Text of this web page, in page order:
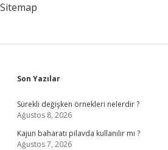
Sitemap
Sidebar
Son Yazılar
Sürekli değişken örnekleri nelerdir ?
Ağustos 8, 2026
Kajun baharatı pilavda kullanılır mı ?
Ağustos 7, 2026